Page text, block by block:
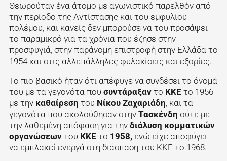
Θεωρούταν ένα άτομο με αγωνιστικό παρελθόν από
την περίοδο της Αντίστασης και του εμφυλίου
πολέμου, και κανείς δεν μπορούσε να του προσάψει
το παραμικρό για τα χρόνια που έζησε στην
προσφυγιά, στην παράνομη επιστροφή στην Ελλάδα το
1954 και στις αλλεπάλληλες φυλακίσεις και εξορίες.
Το πιο βασικό ήταν ότι απέφυγε να συνδέσει το όνομά
του με τα γεγονότα που συντάραξαντο ΚΚΕτο 1956
με την καθαίρεση του Νίκου Ζαχαριάδη, και τα
γεγονότα που ακολούθησαν στην Τασκένδη ούτε με
την λαθεμένη απόφαση για την διάλυση κομματικών
οργανώσεων του ΚΚΕτο 1958,ενώ είχε αποφύγει
να εμπλακεί ενεργά στη διάσπαση του ΚΚΕ το 1968.